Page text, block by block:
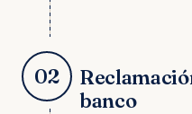
02
banco